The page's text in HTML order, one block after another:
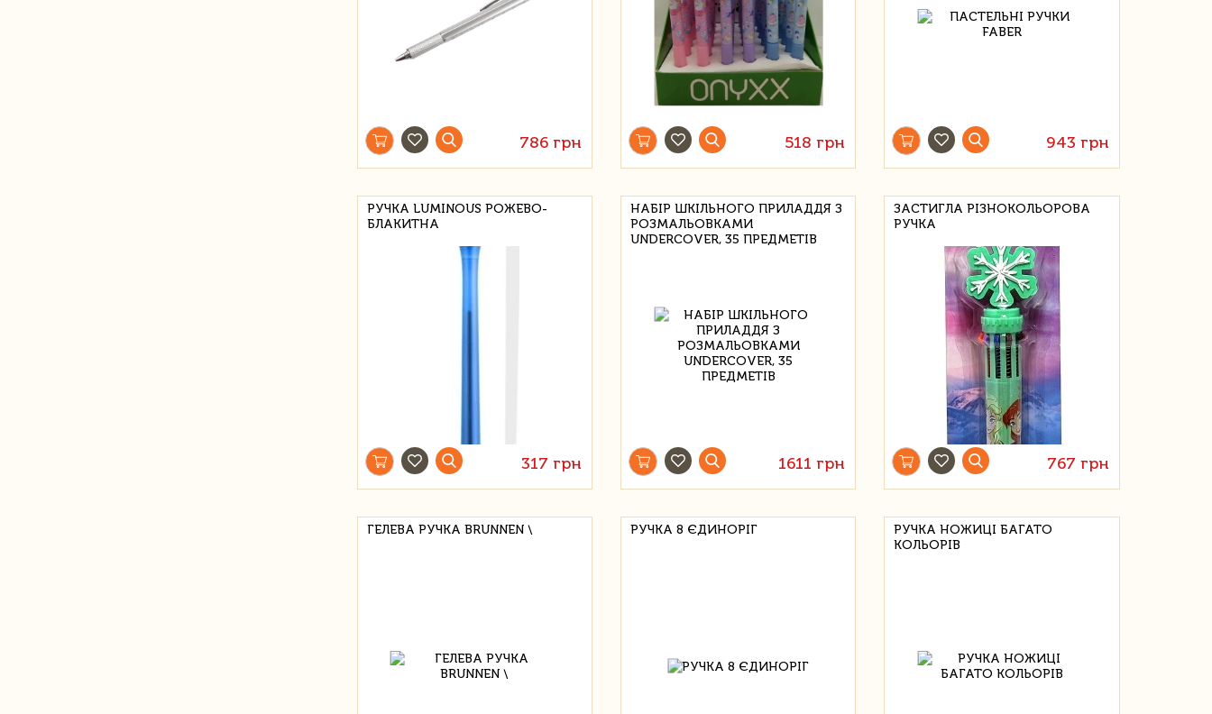
786 грн 518 грн 943 грн
РУЧКА LUMINOUS РОЖЕВО-
БЛАКИТНА
317 грн
НАБІР ШКІЛЬНОГО ПРИЛАДДЯ З
РОЗМАЛЬОВКАМИ
UNDERCOVER, 35 ПРЕДМЕТІВ
1611 грн
ЗАСТИГЛА РІЗНОКОЛЬОРОВА
РУЧКА
767 грн
ГЕЛЕВА РУЧКА BRUNNEN \ РУЧКА 8 ЄДИНОРІГ
РУЧКА НОЖИЦІ БАГАТО
КОЛЬОРІВ